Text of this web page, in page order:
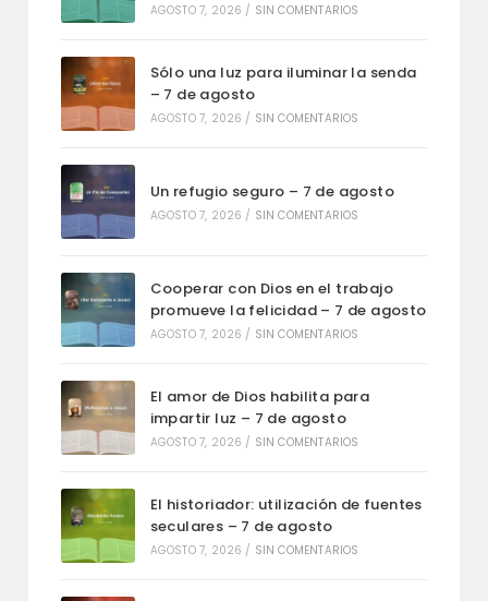
AGOSTO 7, 2026 / SIN COMENTARIOS
Sólo una luz para iluminar la senda
– 7 de agosto
AGOSTO 7, 2026 / SIN COMENTARIOS
Un refugio seguro – 7 de agosto
AGOSTO 7, 2026 / SIN COMENTARIOS
Cooperar con Dios en el trabajo
promueve la felicidad – 7 de agosto
AGOSTO 7, 2026 / SIN COMENTARIOS
El amor de Dios habilita para
impartir luz – 7 de agosto
AGOSTO 7, 2026 / SIN COMENTARIOS
El historiador: utilización de fuentes
seculares – 7 de agosto
AGOSTO 7, 2026 / SIN COMENTARIOS